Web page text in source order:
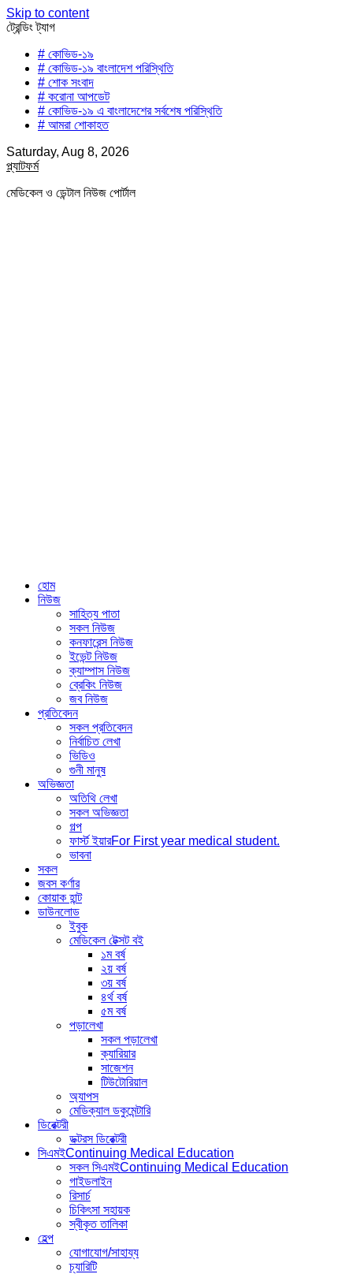
Skip to content
ট্রেন্ডিং ট্যাগ
# কোভিড-১৯
# কোভিড-১৯ বাংলাদেশ পরিস্থিতি
# শোক সংবাদ
# করোনা আপডেট
# কোভিড-১৯ এ বাংলাদেশের সর্বশেষ পরিস্থিতি
# আমরা শোকাহত
Saturday, Aug 8, 2026
প্ল্যাটফর্ম
মেডিকেল ও ডেন্টাল নিউজ পোর্টাল
হোম
নিউজ
সাহিত্য পাতা
সকল নিউজ
কনফারেন্স নিউজ
ইভেন্ট নিউজ
ক্যাম্পাস নিউজ
ব্রেকিং নিউজ
জব নিউজ
প্রতিবেদন
সকল প্রতিবেদন
নির্বাচিত লেখা
ভিডিও
গুনী মানুষ
অভিজ্ঞতা
অতিথি লেখা
সকল অভিজ্ঞতা
গল্প
ফার্স্ট ইয়ারFor First year medical student.
ভাবনা
সকল
জবস কর্ণার
কোয়াক হান্ট
ডাউনলোড
ইবুক
মেডিকেল টেক্সট বই
১ম বর্ষ
২য় বর্ষ
৩য় বর্ষ
৪র্থ বর্ষ
৫ম বর্ষ
পড়ালেখা
সকল পড়ালেখা
ক্যারিয়ার
সাজেশন
টিউটোরিয়াল
অ্যাপস
মেডিক্যাল ডকুমেন্টারি
ডিরেক্টরী
ডক্টরস ডিরেক্টরী
সিএমইContinuing Medical Education
সকল সিএমইContinuing Medical Education
গাইডলাইন
রিসার্চ
চিকিৎসা সহায়ক
স্বীকৃত তালিকা
হেল্প
যোগাযোগ/সাহায্য
চ্যারিটি